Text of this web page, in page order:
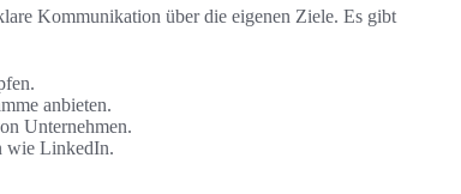
Kommunikation über die eigenen Ziele. Es gibt
anbieten.
Unternehmen.
wie LinkedIn.